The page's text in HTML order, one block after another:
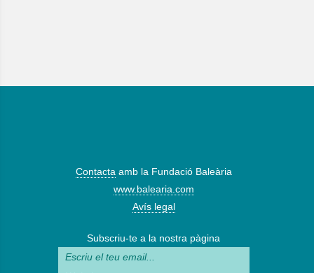
Contacta amb la Fundació Baleària
www.balearia.com
Avís legal
Subscriu-te a la nostra pàgina